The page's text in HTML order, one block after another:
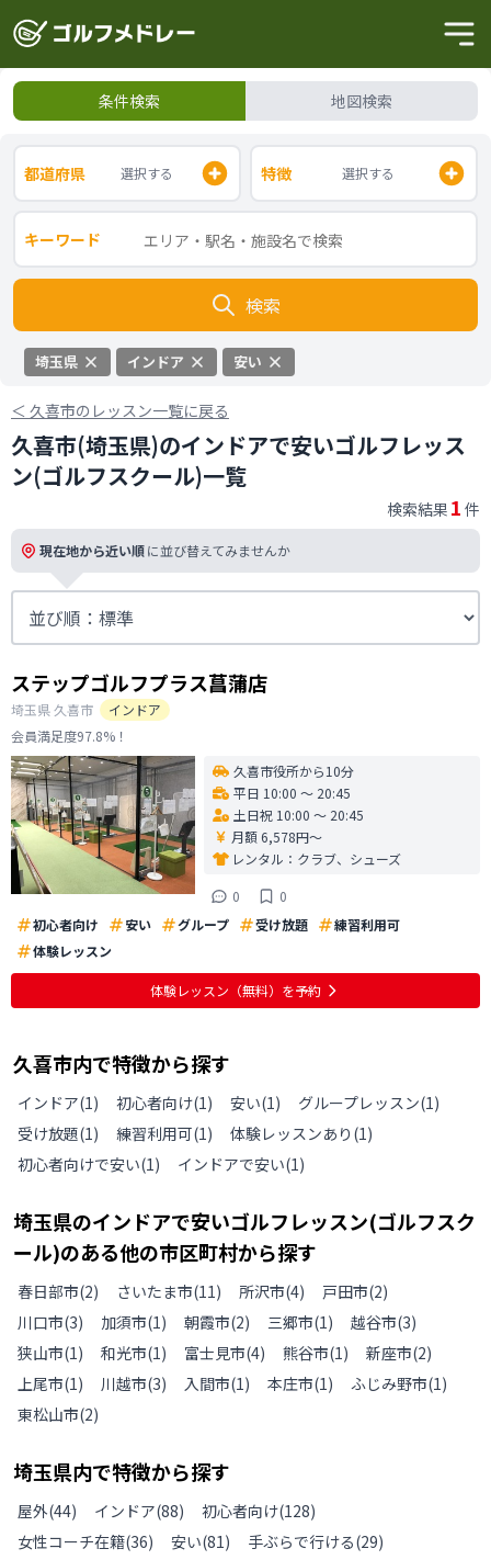
条件検索 地図検索
都道府県 選択する 特徴 選択する
キーワード
検索
埼玉県 インドア 安い
＜ 久喜市のレッスン一覧に戻る
久喜市(埼玉県)のインドアで安いゴルフレッス
ン(ゴルフスクール)一覧
検索結果 1 件
現在地から近い順に並び替えてみませんか
ステップゴルフプラス菖蒲店
埼玉県久喜市
インドア
会員満足度97.8%！
久喜市役所から10分
平日 10:00 〜 20:45
土日祝 10:00 〜 20:45
月額 6,578円〜
レンタル： クラブ、シューズ
0
0
初心者向け
安い グループ 受け放題
練習利用可
体験レッスン
体験レッスン （無料） を予約
久喜市内で特徴から探す
インドア(1) 初心者向け(1) 安い(1) グループレッスン(1)
受け放題(1) 練習利用可(1) 体験レッスンあり (1)
初心者向けで安い(1) インドアで安い(1)
埼玉県のインドアで安いゴルフレッスン(ゴルフスク
ール)のある他の市区町村から探す
春日部市(2) さいたま市(11) 所沢市(4) 戸田市(2)
川口市(3) 加須市(1) 朝霞市(2) 三郷市(1) 越谷市(3)
狭山市(1) 和光市(1) 富士見市(4) 熊谷市(1) 新座市(2)
上尾市(1) 川越市(3) 入間市(1) 本庄市(1) ふじみ野市(1)
東松山市(2)
埼玉県内で特徴から探す
屋外(44) インドア(88) 初心者向け(128)
女性コーチ在籍(36) 安い(81) 手ぶらで行ける(29)